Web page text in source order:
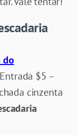
do
$5 –
cinzenta